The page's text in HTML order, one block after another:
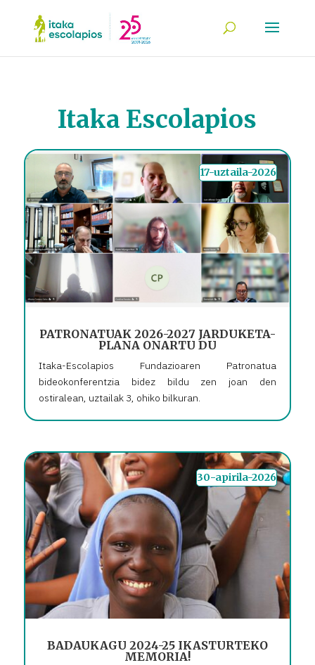
Itaka Escolapios
PATRONATUAK 2026-2027 JARDUKETA-
PLANA ONARTU DU
17-uztaila-2026
Itaka-Escolapios Fundazioaren Patronatua
bideokonferentzia bidez bildu zen joan den
ostiralean, uztailak 3, ohiko bilkuran.
BADAUKAGU 2024-25 IKASTURTEKO
MEMORIA!
30-apirila-2026